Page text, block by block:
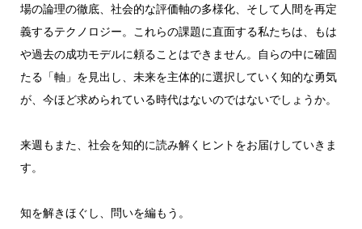
場の論理の徹底、社会的な評価軸の多様化、そして人間を再定
義するテクノロジー。これらの課題に直面する私たちは、もは
や過去の成功モデルに頼ることはできません。自らの中に確固
たる「軸」を見出し、未来を主体的に選択していく知的な勇気
が、今ほど求められている時代はないのではないでしょうか。
来週もまた、社会を知的に読み解くヒントをお届けしていきま
す。
知を解きほぐし、問いを編もう。